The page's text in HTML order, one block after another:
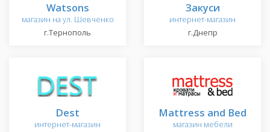
Watsons
магазин на ул. Шевченко
г.Тернополь
Закуси
интернет-магазин
г.Днепр
Dest
интернет-магазин
Mattress and Bed
магазин мебели